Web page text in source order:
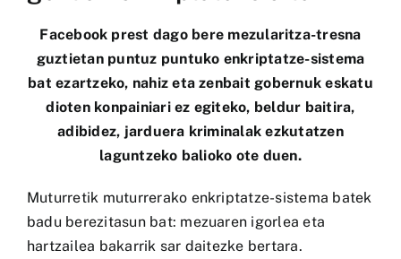
Facebook prest dago bere mezularitza-tresna
guztietan puntuz puntuko enkriptatze-sistema
bat ezartzeko, nahiz eta zenbait gobernuk eskatu
dioten konpainiari ez egiteko, beldur baitira,
adibidez, jarduera kriminalak ezkutatzen
laguntzeko balioko ote duen.
Muturretik muturrerako enkriptatze-sistema batek
badu berezitasun bat: mezuaren igorlea eta
hartzailea bakarrik sar daitezke bertara.